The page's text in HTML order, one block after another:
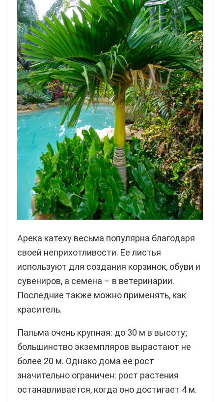
Арека катеху весьма популярна благодаря
своей неприхотливости. Ее листья
используют для создания корзинок, обуви и
сувениров, а семена – в ветеринарии.
Последние также можно применять, как
краситель.
Пальма очень крупная: до 30 м в высоту;
большинство экземпляров вырастают не
более 20 м. Однако дома ее рост
значительно ограничен: рост растения
останавливается, когда оно достигает 4 м.